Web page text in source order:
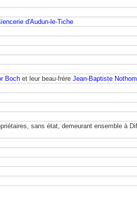
d'Audun-le-Tiche
Boch et leur beau-frère Jean-Baptiste
sans état, demeurant ensemble à